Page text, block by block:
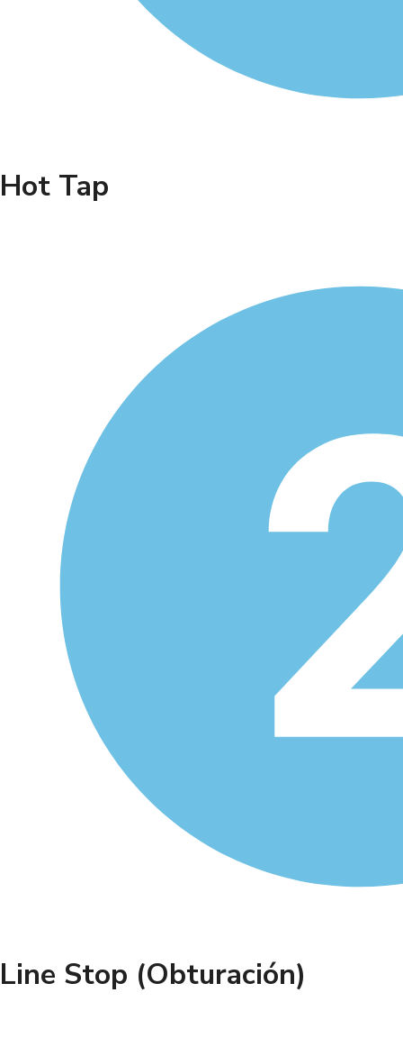
Hot Tap
Line Stop (Obturación)